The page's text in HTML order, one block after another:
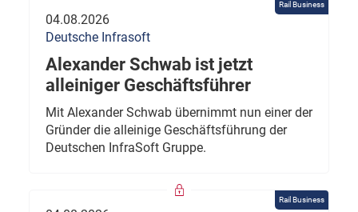
Rail Business
04.08.2026
Deutsche Infrasoft
Alexander Schwab ist jetzt
alleiniger Geschäftsführer
Mit Alexander Schwab übernimmt nun einer der
Gründer die alleinige Geschäftsführung der
Deutschen InfraSoft Gruppe.
Rail Business